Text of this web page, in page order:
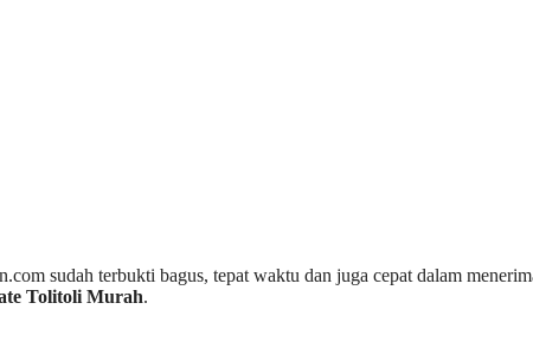
sudah terbukti bagus, tepat waktu dan juga cepat dalam
Tolitoli Murah.